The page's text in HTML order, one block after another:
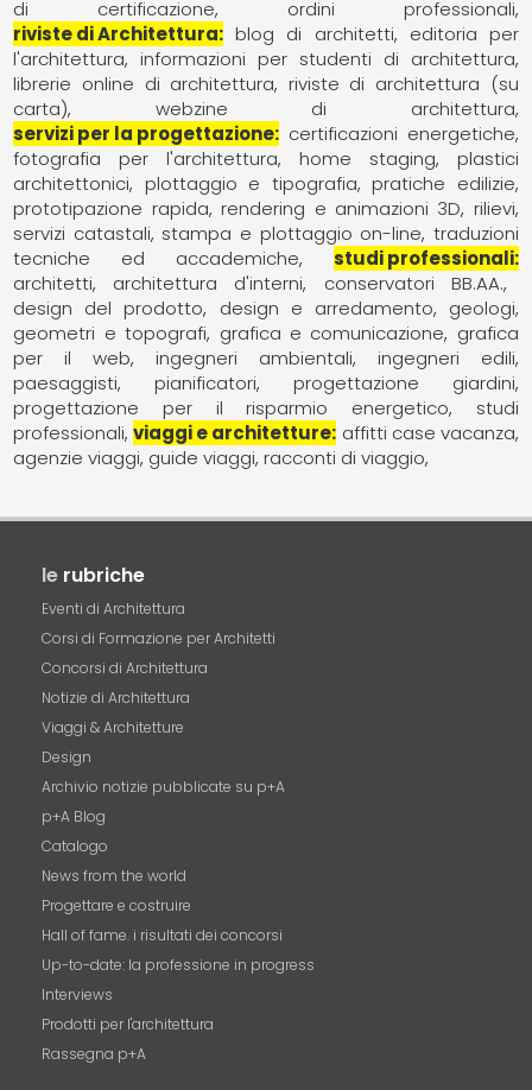
di certificazione
ordini professionali
riviste di Architettura
blog di architetti
editoria per
l'architettura
informazioni per studenti di architettura
librerie online di architettura riviste di architettura (su
carta)
webzine di architettura
servizi per la progettazione
certificazioni energetiche
fotografia per l'architettura
home staging
plastici
architettonici
plottaggio e tipografia
pratiche edilizie
prototipazione rapida rendering e animazioni 3D rilievi
servizi catastali stampa e plottaggio on-line traduzioni
tecniche ed accademiche
studi professionali
architetti
architettura d'interni
conservatori BB.AA.
design del prodotto
design e arredamento
geologi
geometri e topografi grafica e comunicazione grafica
per il web
ingegneri ambientali
ingegneri edili
paesaggisti
pianificatori
progettazione giardini
progettazione per il risparmio energetico
studi
professionali viaggi e architetture affitti case vacanza
agenzie viaggi guide viaggi racconti di viaggio
le rubriche
Eventi di Architettura
Corsi di Formazione per Architetti
Concorsi di Architettura
Notizie di Architettura
Viaggi & Architetture
Design
Archivio notizie pubblicate su p+A
p+A Blog
Catalogo
News from the world
Progettare e costruire
Hall of fame. i risultati dei concorsi
Up-to-date: la professione in progress
Interviews
Prodotti per l'architettura
Rassegna p+A